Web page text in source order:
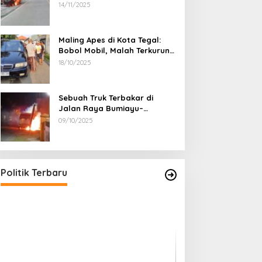
Penumpang Luka Bakar
14/11/2025
Maling Apes di Kota Tegal:
Bobol Mobil, Malah Terkurung
Sendiri di Dalamnya
18/10/2025
Sebuah Truk Terbakar di
Jalan Raya Bumiayu–
Bantarkawung, Diduga Akibat
09/10/2025
Politik Terbaru